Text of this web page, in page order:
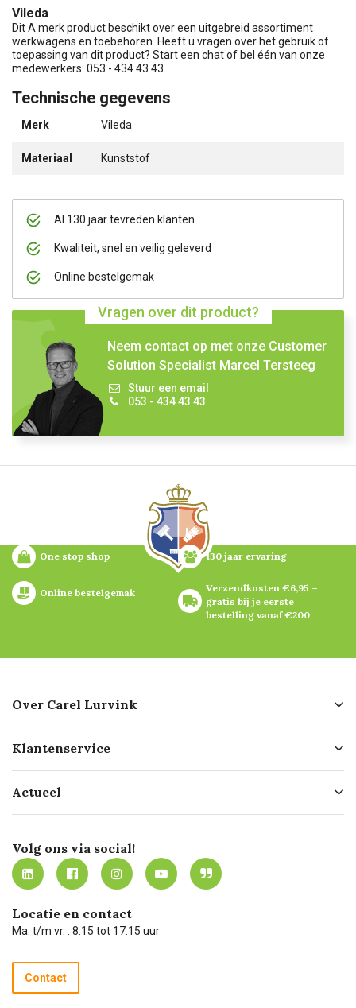
Al 130 jaar tevreden klanten
Kwaliteit, snel en veilig geleverd
Online bestelgemak
Vragen over dit product?
Neem contact op met onze Customer
Solution Specialist Marcel Tersteeg
Stuur een email
053 - 434 43 43
Vileda
Dit A merk product beschikt over een uitgebreid assortiment
werkwagens en toebehoren. Heeft u vragen over het gebruik of
toepassing van dit product? Start een chat of bel één van onze
medewerkers: 053 - 434 43 43.
Technische gegevens
Merk Vileda
Materiaal Kunststof
One stop shop 130 jaar ervaring
Online bestelgemak
Verzendkosten €6,95 –
gratis bij je eerste
bestelling vanaf €200
Over Carel Lurvink
Geschiedenis
Missie
Werken bij Carel Lurvink
MVO
Klantenservice
Bezorgen
Mijn Carel Lurvink
Mijn Carel Lurvink instructievideo's
Carel Lurvink App
Hulp op afstand
Technische dienst
Recycle programma
Betalen
Actueel
Innovation LAB
Tevreden klanten
Carel Lurvink Blog
Carel de podcast
Volg ons via social!
Locatie en contact
Ma. t/m vr. : 8:15 tot 17:15 uur
Contact